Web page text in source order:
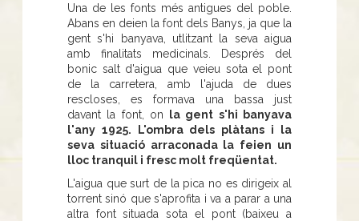
Una de les fonts més antigues del poble.
Abans en deien la font dels Banys, ja que la
gent s'hi banyava, utlitzant la seva aigua
amb finalitats medicinals. Després del
bonic salt d'aigua que veieu sota el pont
de la carretera, amb l'ajuda de dues
rescloses, es formava una bassa just
davant la font, on la gent s'hi banyava
l'any 1925. L'ombra dels plàtans i la
seva situació arraconada la feien un
lloc tranquil i fresc molt freqüentat.
L'aigua que surt de la pica no es dirigeix al
torrent sinó que s'aprofita i va a parar a una
altra font situada sota el pont (baixeu a